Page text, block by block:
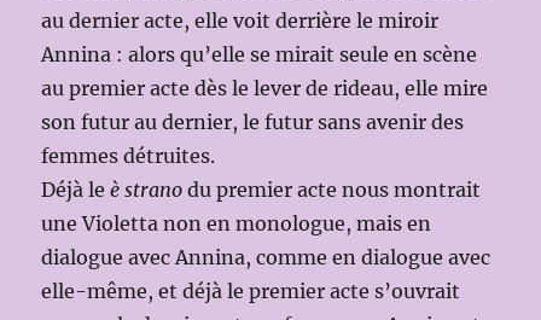
au dernier acte, elle voit derrière le miroir
Annina : alors qu’elle se mirait seule en scène
au premier acte dès le lever de rideau, elle mire
son futur au dernier, le futur sans avenir des
femmes détruites.
Déjà leè strano du premier acte nous montrait
une Violetta non en monologue, mais en
dialogue avec Annina, comme en dialogue avec
elle-même, et déjà le premier acte s’ouvrait